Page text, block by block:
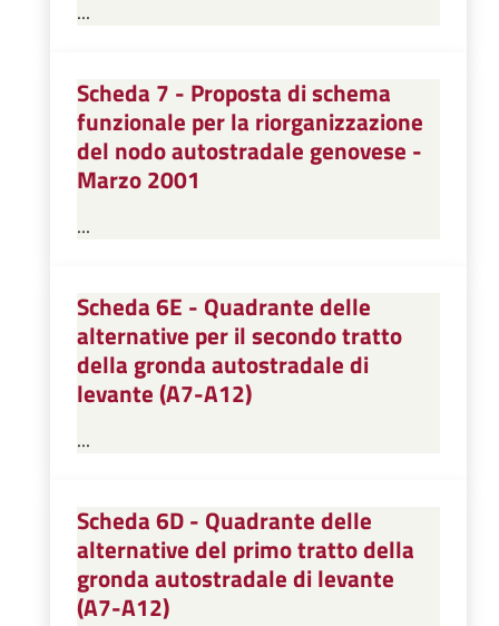
...
Scheda 7 - Proposta di schema
funzionale per la riorganizzazione
del nodo autostradale genovese -
Marzo 2001
...
Scheda 6E - Quadrante delle
alternative per il secondo tratto
della gronda autostradale di
levante (A7-A12)
...
Scheda 6D - Quadrante delle
alternative del primo tratto della
gronda autostradale di levante
(A7-A12)